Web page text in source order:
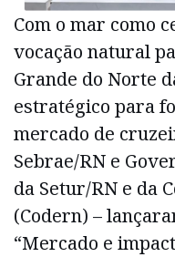
Com o mar como
vocação natural
Grande do Norte
estratégico para
mercado de
Sebrae/RN e
da Setur/RN e da
(Codern) –
“Mercado e